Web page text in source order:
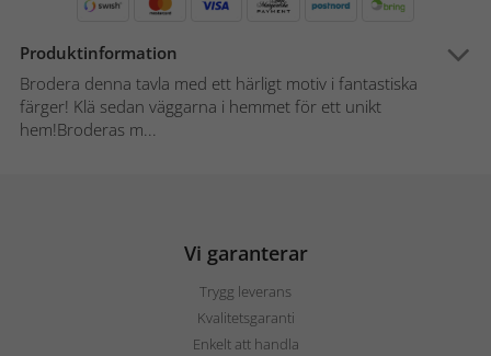
Produktinformation
Brodera denna tavla med ett härligt motiv i fantastiska
färger! Klä sedan väggarna i hemmet för ett unikt
hem!Broderas m...
Vi garanterar
Trygg leverans
Kvalitetsgaranti
Enkelt att handla